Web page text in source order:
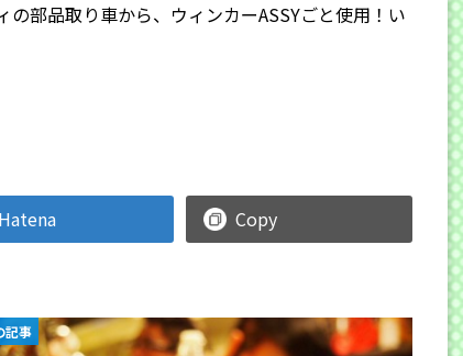
部品取り車から、ウィンカーASSYごと使用！い
Hatena Copy
記事